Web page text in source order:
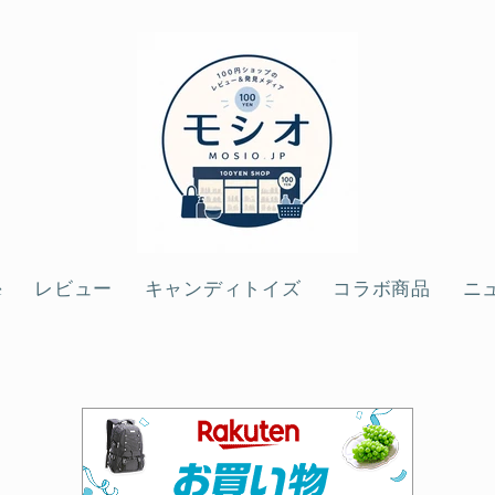
レビュー キャンディトイズ コラボ商品 ニ